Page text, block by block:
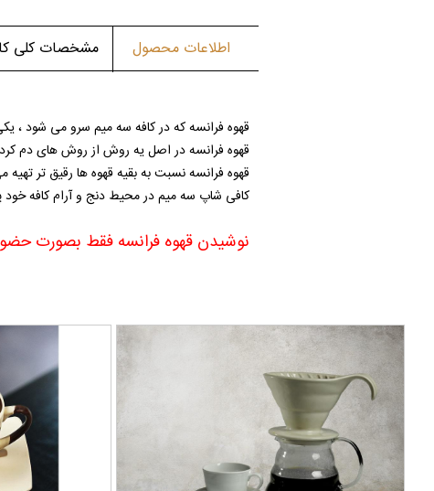
اطلاعات محصول مشخصات کلی
قهوه فرانسه که در کافه سه میم سرو می شود ،
قهوه فرانسه در اصل یه روش از روش های دم
قهوه فرانسه نسبت به بقیه قهوه ها رقیق تر
کافی شاپ سه میم در محیط دنج و آرام کافه خود
نوشیدن قهوه فرانسه فقط بصورت